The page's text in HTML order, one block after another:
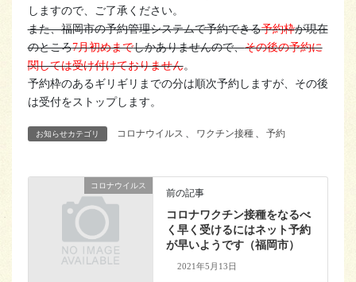
しますので、ご了承ください。
また、福岡市の予約管理システムで予約できる予約枠が現在
のところ7月初めまでしかありませんので、その後の予約に
関しては受け付けておりません。
予約枠のあるギリギリまでの分は順次予約しますが、その後
は受付をストップします。
お知らせカテゴリ コロナウイルス 、 ワクチン接種 、 予約
コロナウイルス
前の記事
コロナワクチン接種をなるべ
く早く受けるにはネット予約
が早いようです（福岡市）
2021年5月13日